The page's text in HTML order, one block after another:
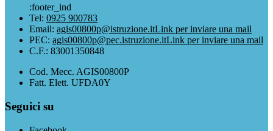
:footer_ind
Tel: 0925 900783
Email: agis00800p@istruzione.itLink per inviare una mail
PEC: agis00800p@pec.istruzione.itLink per inviare una mail
C.F.: 83001350848
Cod. Mecc. AGIS00800P
Fatt. Elett. UFDA0Y
Seguici su